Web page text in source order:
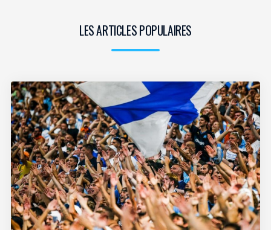
LES ARTICLES POPULAIRES